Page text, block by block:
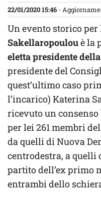
22/01/2020 15:46 -
Un evento storico per
Sakellaropoulouè la
eletta presidente
presidente del
quest’ultimo caso
l’incarico) Katerina
ricevuto un
per lei 261 membri
da quelli di Nuova
centrodestra, a quelli
partito dell’ex primo
entrambi dello